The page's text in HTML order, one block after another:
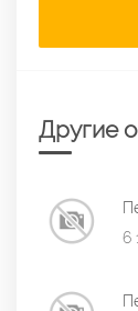
Другие
6